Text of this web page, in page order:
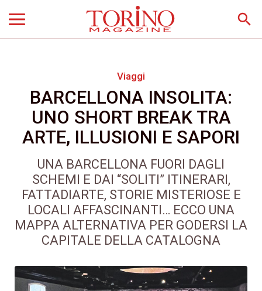
search
Viaggi
BARCELLONA INSOLITA:
UNO SHORT BREAK TRA
ARTE, ILLUSIONI E SAPORI
UNA BARCELLONA FUORI DAGLI
SCHEMI E DAI “SOLITI” ITINERARI,
FATTADIARTE, STORIE MISTERIOSE E
LOCALI AFFASCINANTI… ECCO UNA
MAPPA ALTERNATIVA PER GODERSI LA
CAPITALE DELLA CATALOGNA